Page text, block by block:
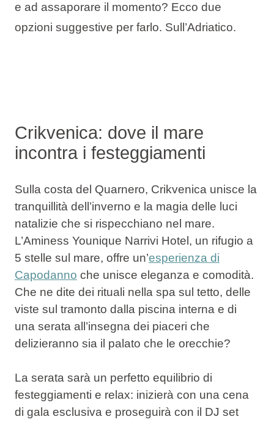
e ad assaporare il momento? Ecco due
opzioni suggestive per farlo. Sull’Adriatico.
Crikvenica: dove il mare
incontra i festeggiamenti
Sulla costa del Quarnero, Crikvenica unisce la
tranquillità dell’inverno e la magia delle luci
natalizie che si rispecchiano nel mare.
L’Aminess Younique Narrivi Hotel, un rifugio a
5 stelle sul mare, offre un’esperienza di
Capodanno che unisce eleganza e comodità.
Che ne dite dei rituali nella spa sul tetto, delle
viste sul tramonto dalla piscina interna e di
una serata all’insegna dei piaceri che
delizieranno sia il palato che le orecchie?
La serata sarà un perfetto equilibrio di
festeggiamenti e relax: inizierà con una cena
di gala esclusiva e proseguirà con il DJ set